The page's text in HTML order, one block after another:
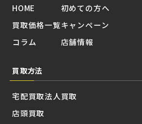
HOME
買取価格一覧
コラム
初めての方へ
キャンペーン
店舗情報
買取方法
宅配買取
店頭買取
法人買取